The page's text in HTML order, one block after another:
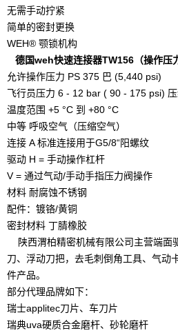
无需手动拧紧
简单的密封更换
WEH® 颚锁机构
德国weh快速连接器TW156（操作压
允许操作压力 PS 375 巴 (5,440 psi)
飞行员压力 6 - 12 bar ( 90 - 175 psi)
温度范围 +5 °C 到 +80 °C
中等 呼吸空气（压缩空气）
连接 A 标准连接用于G5/8“阳螺纹
驱动 H = 手动操作杠杆
V = 通过气动/手动手指压力阀操作
材料 耐腐蚀不锈钢
配件：镀铬/黄铜
密封材料 丁腈橡胶
陕西渭柏精密机械有限公司主营端面
刀、浮动刀把，去毛刺倒角工具、气动
件产品。
部分代理品牌如下：
瑞士applitec刀片、车刀片
瑞典uva硬质合金磨杆、砂轮磨杆